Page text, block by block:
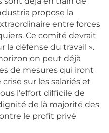
propose la
entre forces
Ce comité devrait
la défense du travail ».
on peut déjà
de mesures qui iront
sur les salariés et
l’effort difficile de
de là majorité des
le profit privé